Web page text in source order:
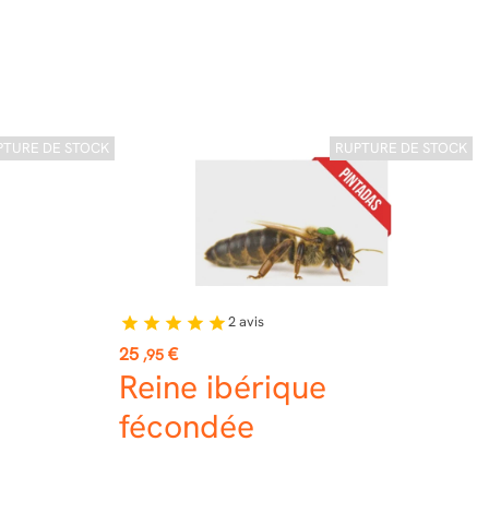
DE STOCK RUPTURE DE STOCK
Prix
25 ,95 €
Reine ibérique
fécondée
star star star star star2avis